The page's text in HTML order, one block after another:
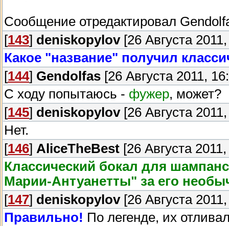
Сообщение отредактировал
[143] deniskopylov[26 Августа
Какое "название" получил
[144] Gendolfas [26 Августа 2011,
С ходу попытаюсь - фужер, может?
[145] deniskopylov[26 Августа
Нет.
[146] AliceTheBest [26 Августа
Классический бокал для
Марии-Антуанетты" за его
[147] deniskopylov[26 Августа
Правильно! По легенде, их